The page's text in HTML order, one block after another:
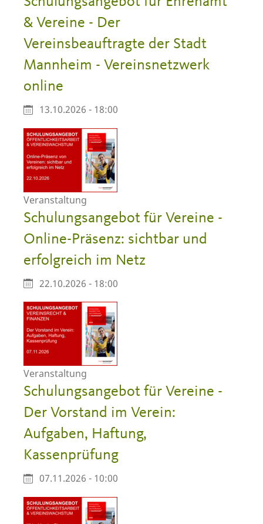
& Vereine - Der
Vereinsbeauftragte der Stadt
Mannheim - Vereinsnetzwerk
online
13.10.2026 - 18:00
Veranstaltung
Schulungsangebot für Vereine -
Online-Präsenz: sichtbar und
erfolgreich im Netz
22.10.2026 - 18:00
Veranstaltung
Schulungsangebot für Vereine -
Der Vorstand im Verein:
Aufgaben, Haftung,
Kassenprüfung
07.11.2026 - 10:00